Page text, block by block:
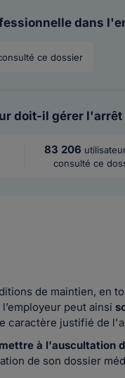
dans
ce dossier
doit-il gérer l'arrêt
83 206
consulté ce
de maintien, en
peut ainsi
caractère justifié de
à l'auscultation
de son dossier